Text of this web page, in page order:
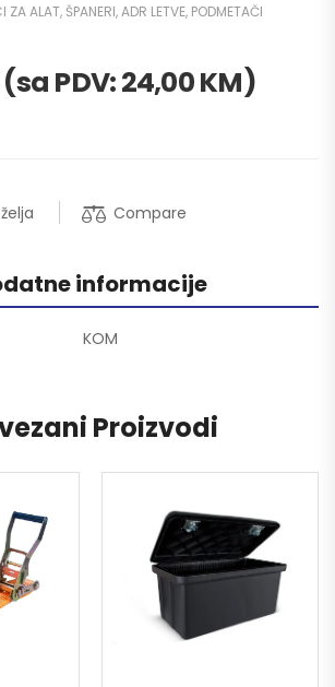
ZA ALAT, ŠPANERI, ADR LETVE, PODMETAČI
(sa PDV:24,00KM)
Compare
informacije
KOM
Proizvodi